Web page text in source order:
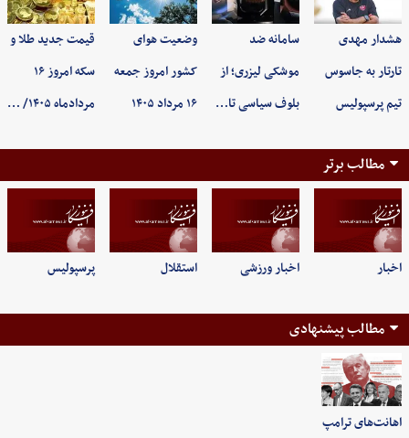
هشدار مهدی
تارتار به جاسوس
تیم پرسپولیس
سامانه ضد
موشکی لیزری؛ از
بلوف سیاسی تا…
وضعیت هوای
کشور امروز جمعه
۱۶ مرداد ۱۴۰۵
قیمت جدید طلا و
سکه امروز ۱۶
مردادماه ۱۴۰۵/ …
مطالب برتر
اخبار اخبار ورزشی استقلال پرسپولیس
مطالب پیشنهادی
اهانت‌های ترامپ